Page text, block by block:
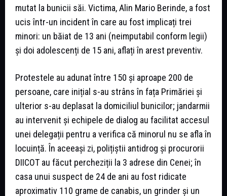
mutat la bunicii săi. Victima, Alin Mario Berinde, a fost
ucis într-un incident în care au fost implicați trei
minori: un băiat de 13 ani (neimputabil conform legii)
și doi adolescenți de 15 ani, aflați în arest preventiv.
Protestele au adunat între 150 și aproape 200 de
persoane, care inițial s-au strâns în fața Primăriei și
ulterior s-au deplasat la domiciliul bunicilor; jandarmii
au intervenit și echipele de dialog au facilitat accesul
unei delegații pentru a verifica că minorul nu se afla în
locuință. În aceeași zi, polițiștii antidrog și procurorii
DIICOT au făcut percheziții la 3 adrese din Cenei; în
casa unui suspect de 24 de ani au fost ridicate
aproximativ 110 grame de canabis, un grinder și un